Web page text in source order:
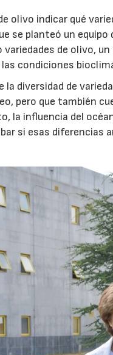
olivo indicar qué
se planteó un
variedades de olivo,
condiciones
la diversidad de
pero que también
la influencia del
si esas diferencias